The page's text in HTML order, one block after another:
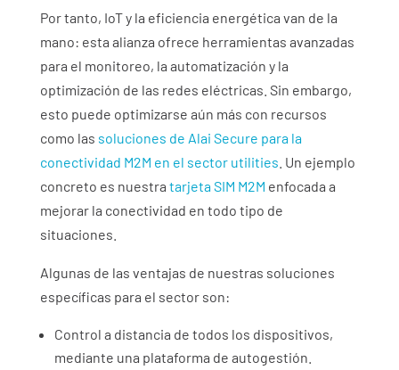
Por tanto, IoT y la eficiencia energética van de la
mano: esta alianza ofrece herramientas avanzadas
para el monitoreo, la automatización y la
optimización de las redes eléctricas. Sin embargo,
esto puede optimizarse aún más con recursos
como las soluciones de Alai Secure para la
conectividad M2M en el sector utilities . Un ejemplo
concreto es nuestra tarjeta SIM M2M enfocada a
mejorar la conectividad en todo tipo de
situaciones.
Algunas de las ventajas de nuestras soluciones
específicas para el sector son:
Control a distancia de todos los dispositivos,
mediante una plataforma de autogestión.